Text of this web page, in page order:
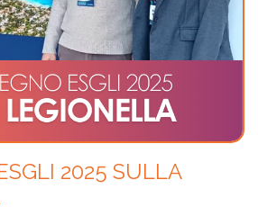
2025 SULLA